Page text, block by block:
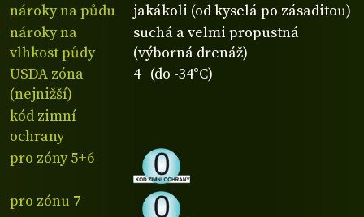
nároky na půdu
jakákoli (od kyselá po zásaditou)
nároky na
vlhkost půdy
suchá a velmi propustná
(výborná drenáž)
USDA zóna
(nejnižší)
4 (do -34°C)
kód zimní
ochrany
pro zóny 5+6
pro zónu 7